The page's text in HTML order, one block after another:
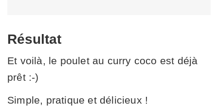
Résultat
Et voilà, le poulet au curry coco est déjà
prêt :-)
Simple, pratique et délicieux !